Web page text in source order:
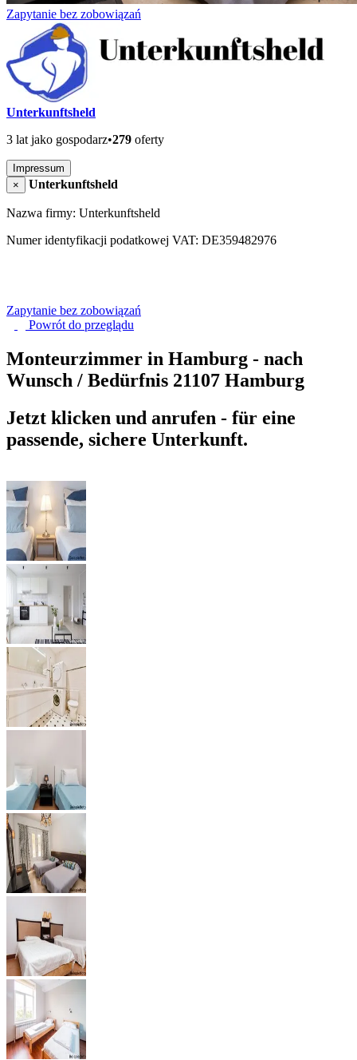
Zapytanie bez zobowiązań
Unterkunftsheld
3 lat jako gospodarz•279 oferty
Impressum
×
Unterkunftsheld
Nazwa firmy: Unterkunftsheld
Numer identyfikacji podatkowej VAT: DE359482976
Zapytanie bez zobowiązań
Powrót do przeglądu
Monteurzimmer in Hamburg - nach
Wunsch / Bedürfnis 21107 Hamburg
Jetzt klicken und anrufen - für eine
passende, sichere Unterkunft.